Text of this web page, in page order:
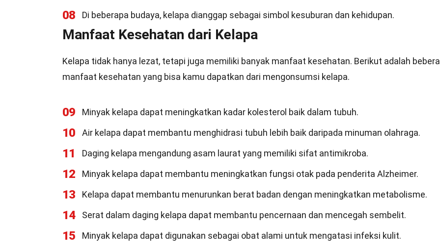
08 Di beberapa budaya, kelapa dianggap sebagai simbol kesuburan dan kehidupan.
Manfaat Kesehatan dari Kelapa
Kelapa tidak hanya lezat, tetapi juga memiliki banyak manfaat kesehatan. Berikut adalah
manfaat kesehatan yang bisa kamu dapatkan dari mengonsumsi kelapa.
09 Minyak kelapa dapat meningkatkan kadar kolesterol baik dalam tubuh.
10 Air kelapa dapat membantu menghidrasi tubuh lebih baik daripada minuman olahraga.
11 Daging kelapa mengandung asam laurat yang memiliki sifat antimikroba.
12 Minyak kelapa dapat membantu meningkatkan fungsi otak pada penderita Alzheimer.
13 Kelapa dapat membantu menurunkan berat badan dengan meningkatkan metabolisme.
14 Serat dalam daging kelapa dapat membantu pencernaan dan mencegah sembelit.
15 Minyak kelapa dapat digunakan sebagai obat alami untuk mengatasi infeksi kulit.